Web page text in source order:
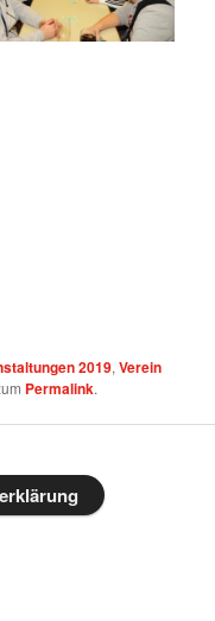
2019,Verein
Permalink.